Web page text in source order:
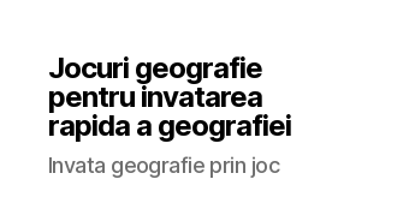
Jocuri geografie
pentru invatarea
rapida a geografiei
Invata geografie prin joc